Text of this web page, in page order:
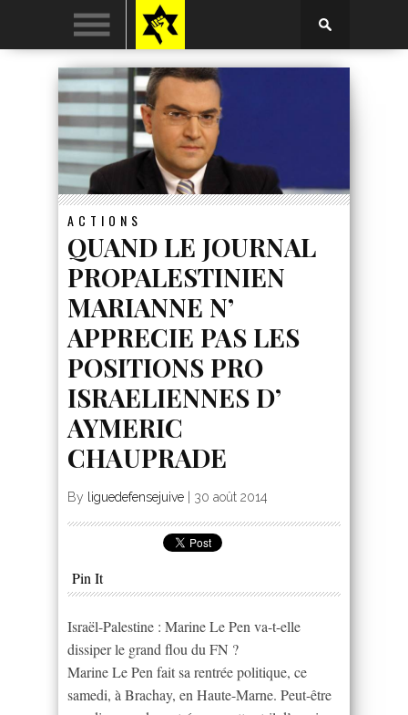
ACTIONS
QUAND LE JOURNAL
PROPALESTINIEN
MARIANNE N’
APPRECIE PAS LES
POSITIONS PRO
ISRAELIENNES D’
AYMERIC
CHAUPRADE
By liguedefensejuive 30 août 2014
Pin It
Israël-Palestine : Marine Le Pen va-t-elle
dissiper le grand flou du FN ?
Marine Le Pen fait sa rentrée politique, ce
samedi, à Brachay, en Haute-Marne. Peut-être